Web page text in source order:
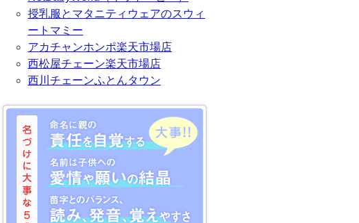
授乳服とマタニティウェアのスウィ
ートマミー
アカチャンホンポ楽天市場店
西松屋チェーン楽天市場店
西川チェーンふとんタウン